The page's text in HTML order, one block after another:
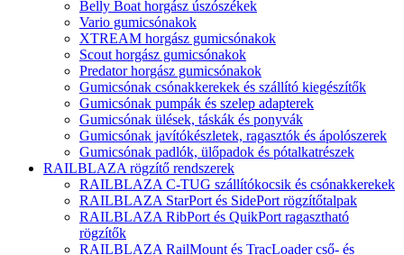
Belly Boat horgász úszószékek
Vario gumicsónakok
XTREAM horgász gumicsónakok
Scout horgász gumicsónakok
Predator horgász gumicsónakok
Gumicsónak csónakkerekek és szállító kiegészítők
Gumicsónak pumpák és szelep adapterek
Gumicsónak ülések, táskák és ponyvák
Gumicsónak javítókészletek, ragasztók és ápolószerek
Gumicsónak padlók, ülőpadok és pótalkatrészek
RAILBLAZA rögzítő rendszerek
RAILBLAZA C-TUG szállítókocsik és csónakkerekek
RAILBLAZA StarPort és SidePort rögzítőtalpak
RAILBLAZA RibPort és QuikPort ragasztható
rögzítők
RAILBLAZA RailMount és TracLoader cső- és